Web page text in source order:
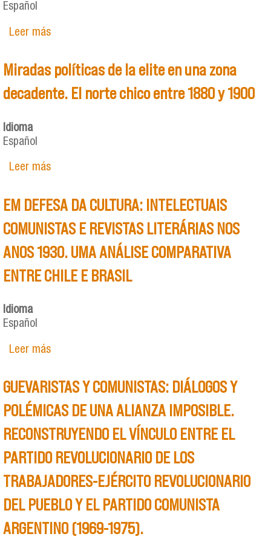
Español
Leer mássobre Trabajadoras, campesinas y ciudadanas:
(1965-1973)
Miradas políticas de la elite en una zona
decadente. El norte chico entre 1880 y 1900
Idioma
Español
Leer mássobre Miradas políticas de la elite en una zona
EM DEFESA DA CULTURA: INTELECTUAIS
COMUNISTAS E REVISTAS LITERÁRIAS NOS
ANOS 1930. UMA ANÁLISE COMPARATIVA
ENTRE CHILE E BRASIL
Idioma
Español
Leer mássobre EM DEFESA DA CULTURA: INTELECTUAIS
ANOS 1930. UMA ANÁLISE COMPARATIVA ENTRE
CHILE E BRASIL
GUEVARISTAS Y COMUNISTAS: DIÁLOGOS Y
POLÉMICAS DE UNA ALIANZA IMPOSIBLE.
RECONSTRUYENDO EL VÍNCULO ENTRE EL
PARTIDO REVOLUCIONARIO DE LOS
TRABAJADORES-EJÉRCITO REVOLUCIONARIO
DEL PUEBLO Y EL PARTIDO COMUNISTA
ARGENTINO (1969-1975).